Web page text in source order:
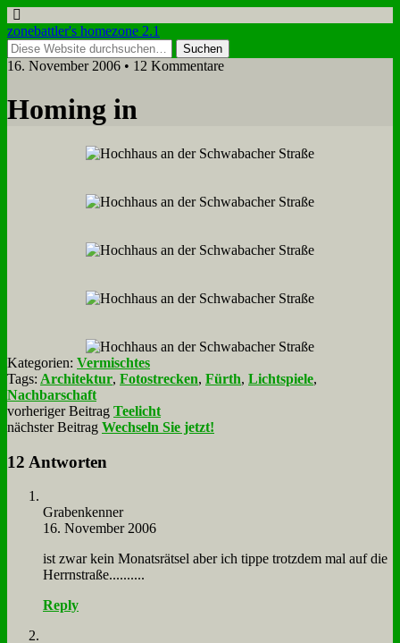
zonebattler's homezone 2.1
16. November 2006 • 12 Kommentare
Ho­ming in
Kategorien: Vermischtes
Tags: Architektur, Fotostrecken, Fürth, Lichtspiele,
Nachbarschaft
vorheriger Beitrag Teelicht
nächster Beitrag Wechseln Sie jetzt!
12 Antworten
Gra­ben­ken­ner
16. November 2006
ist zwar kein Mo­nats­rät­sel aber ich tip­pe trotz­dem mal auf die
Herrn­stra­ße..........
Reply